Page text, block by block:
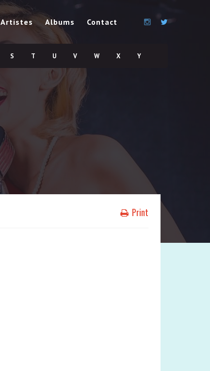
Artistes Albums Contact
S T U V W X Y
Print